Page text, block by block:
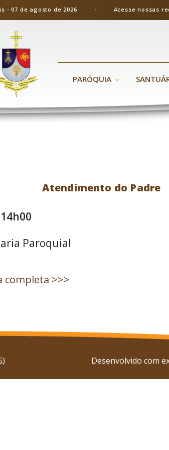
- 07 de agosto de 2026 - Acesse nossas
PARÓQUIA
Atendimento do Padre
Paroquial
completa >>>
Desenvolvido com